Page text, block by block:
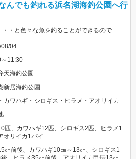
んでも釣れる浜名湖海釣公園へ行
サビキ、ちょい投げ、泳がせ・・・と色々な魚を釣ることができるので仕掛けも何種類か用意していけば楽しむことができますよ！
04
11:30
天海釣公園
新居海釣公園
カワハギ・シロギス・ヒラメ・アオリイカ
匹、カワハギ12匹、シロギス2匹、ヒラメ1
オリイカ1パイ
㎝前後、カワハギ10㎝～13㎝、シロギス1